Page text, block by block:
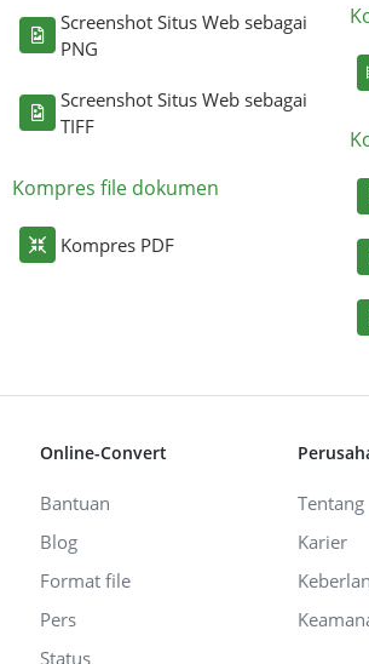
Screenshot Situs Web sebagai
PNG
Screenshot Situs Web sebagai
TIFF
Kompres file dokumen
Kompres PDF
Online-Convert
Bantuan
Blog
Format file
Pers
Status
Tentang
Karier